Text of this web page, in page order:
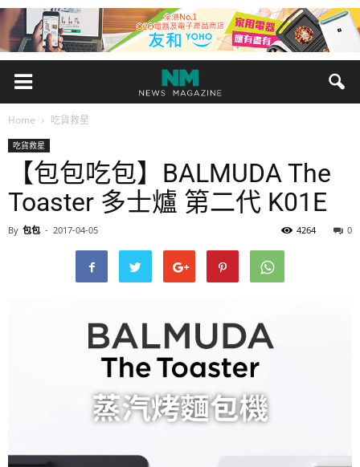
Home 吃貨救星
吃貨救星
【包包吃包】BALMUDA The
Toaster 多士爐 第二代 K01E
By 包包 - 2017-04-05 0
4264